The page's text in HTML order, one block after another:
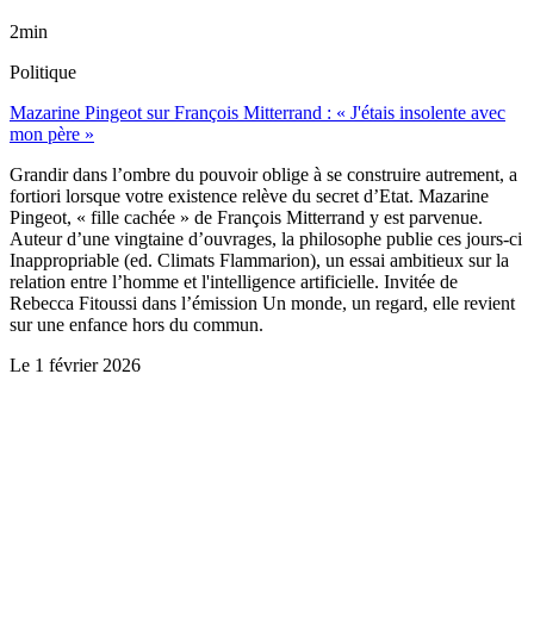
2min
Politique
Mazarine Pingeot sur François Mitterrand : « J'étais insolente avec
mon père »
Grandir dans l’ombre du pouvoir oblige à se construire autrement, a
fortiori lorsque votre existence relève du secret d’Etat. Mazarine
Pingeot, « fille cachée » de François Mitterrand y est parvenue.
Auteur d’une vingtaine d’ouvrages, la philosophe publie ces jours-ci
Inappropriable (ed. Climats Flammarion), un essai ambitieux sur la
relation entre l’homme et l'intelligence artificielle. Invitée de
Rebecca Fitoussi dans l’émission Un monde, un regard, elle revient
sur une enfance hors du commun.
Le 1 février 2026